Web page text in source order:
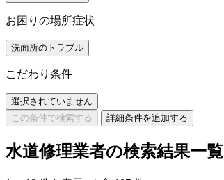
お困りの場所症状
洗面所のトラブル
こだわり条件
選択されていません
この条件で検索する
詳細条件を追加する
水道修理業者の検索結果一覧